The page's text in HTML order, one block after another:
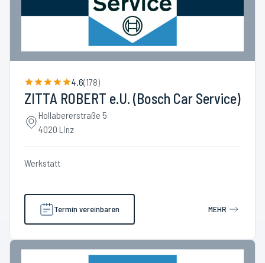
4.6(178)
ZITTA ROBERT e.U. (Bosch Car Service)
Hollabererstraße 5
4020 Linz
Werkstatt
Termin vereinbaren MEHR